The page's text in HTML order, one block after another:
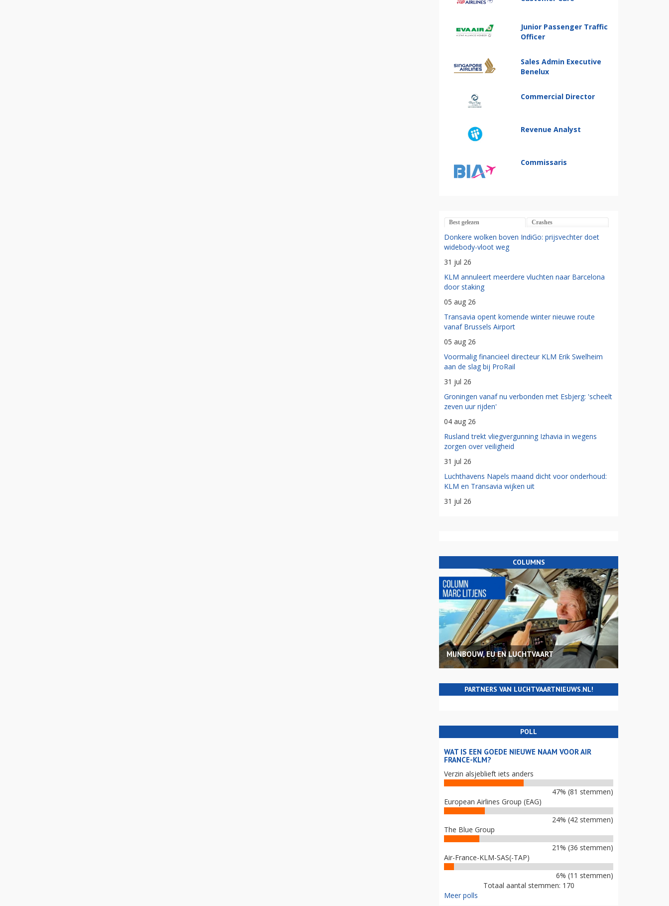
Junior Passenger Traffic
Officer
Sales Admin Executive
Benelux
Commercial Director
Revenue Analyst
Commissaris
Best gelezen Crashes
Donkere wolken boven IndiGo: prijsvechter doet
widebody-vloot weg
31 jul 26
KLM annuleert meerdere vluchten naar Barcelona
door staking
05 aug 26
Transavia opent komende winter nieuwe route
vanaf Brussels Airport
05 aug 26
Voormalig financieel directeur KLM Erik Swelheim
aan de slag bij ProRail
31 jul 26
Groningen vanaf nu verbonden met Esbjerg: 'scheelt
zeven uur rijden'
04 aug 26
Rusland trekt vliegvergunning Izhavia in wegens
zorgen over veiligheid
31 jul 26
Luchthavens Napels maand dicht voor onderhoud:
KLM en Transavia wijken uit
31 jul 26
COLUMNS
MIJNBOUW, EU EN LUCHTVAART
PARTNERS VAN LUCHTVAARTNIEUWS.NL!
POLL
WAT IS EEN GOEDE NIEUWE NAAM VOOR AIR
FRANCE-KLM?
Verzin alsjeblieft iets anders
47% (81 stemmen)
European Airlines Group (EAG)
24% (42 stemmen)
The Blue Group
21% (36 stemmen)
Air-France-KLM-SAS(-TAP)
6% (11 stemmen)
Totaal aantal stemmen: 170
Meer polls